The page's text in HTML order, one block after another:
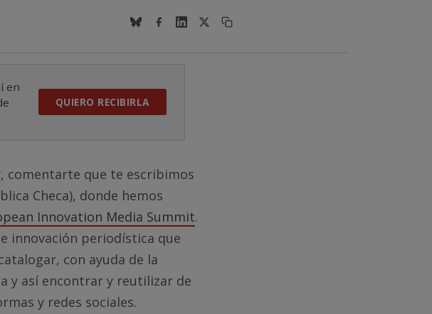
en
QUIERO RECIBIRLA
comentarte que te escribimos
Checa), donde hemos
Innovation Media Summit.
innovación periodística que
con ayuda de la
y así encontrar y reutilizar de
y redes sociales.